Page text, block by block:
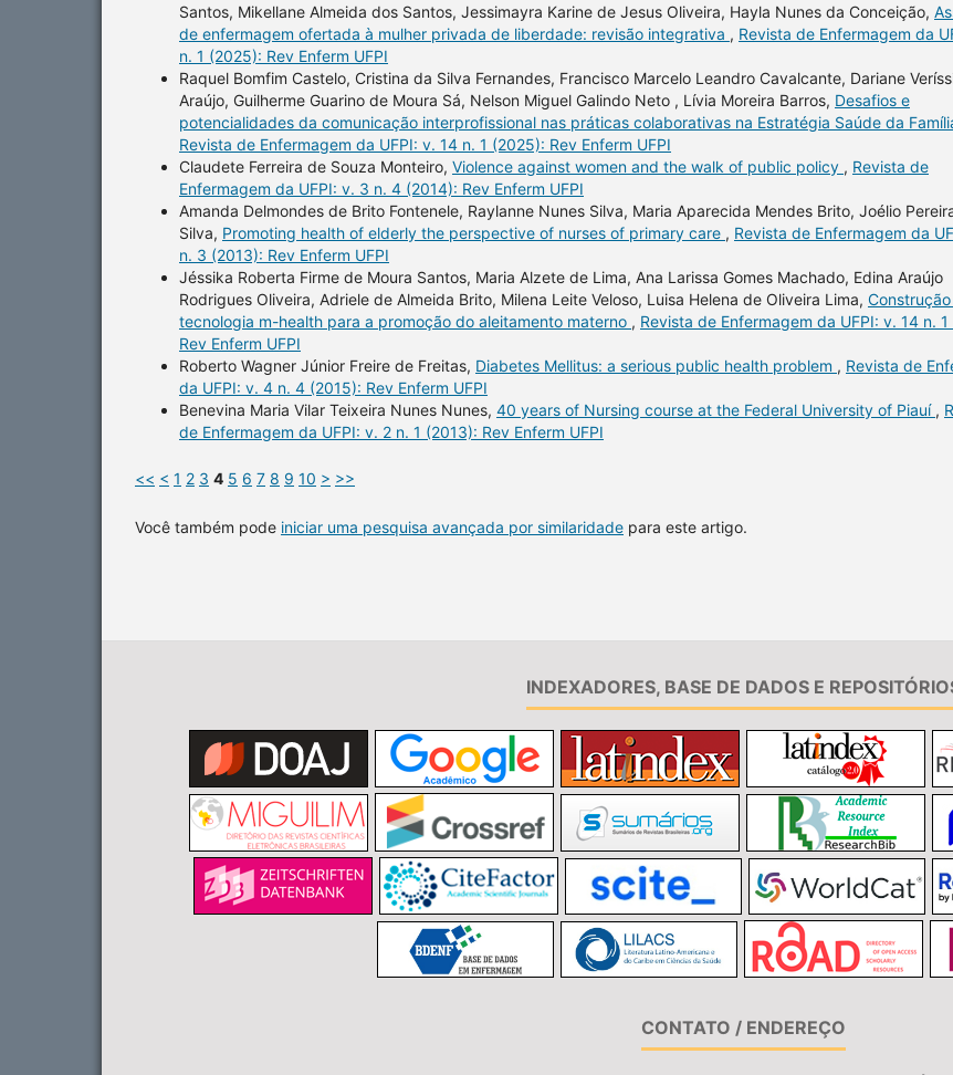
Santos, Mikellane Almeida dos Santos, Jessimayra Karine de Jesus Oliveira, Hayla Nunes da Conceição,
de enfermagem ofertada à mulher privada de liberdade: revisão integrativa , Revista de Enfermagem da
n. 1 (2025): Rev Enferm UFPI
Raquel Bomfim Castelo, Cristina da Silva Fernandes, Francisco Marcelo Leandro Cavalcante, Dariane
Araújo, Guilherme Guarino de Moura Sá, Nelson Miguel Galindo Neto , Lívia Moreira Barros, Desafios e
potencialidades da comunicação interprofissional nas práticas colaborativas na Estratégia Saúde da
Revista de Enfermagem da UFPI: v. 14 n. 1 (2025): Rev Enferm UFPI
Claudete Ferreira de Souza Monteiro, Violence against women and the walk of public policy , Revista de
Enfermagem da UFPI: v. 3 n. 4 (2014): Rev Enferm UFPI
Amanda Delmondes de Brito Fontenele, Raylanne Nunes Silva, Maria Aparecida Mendes Brito, Joélio
Silva, Promoting health of elderly the perspective of nurses of primary care , Revista de Enfermagem da
n. 3 (2013): Rev Enferm UFPI
Jéssika Roberta Firme de Moura Santos, Maria Alzete de Lima, Ana Larissa Gomes Machado, Edina Araújo
Rodrigues Oliveira, Adriele de Almeida Brito, Milena Leite Veloso, Luisa Helena de Oliveira Lima,
tecnologia m-health para a promoção do aleitamento materno , Revista de Enfermagem da UFPI: v. 14 n.
Rev Enferm UFPI
Roberto Wagner Júnior Freire de Freitas, Diabetes Mellitus: a serious public health problem , Revista de
da UFPI: v. 4 n. 4 (2015): Rev Enferm UFPI
Benevina Maria Vilar Teixeira Nunes Nunes, 40 years of Nursing course at the Federal University of Piauí ,
de Enfermagem da UFPI: v. 2 n. 1 (2013): Rev Enferm UFPI
<< < 1 2 3 4 5 6 7 8 9 10 > >>
Você também pode iniciar uma pesquisa avançada por similaridade para este artigo.
INDEXADORES, BASE DE DADOS E
CONTATO / ENDEREÇO